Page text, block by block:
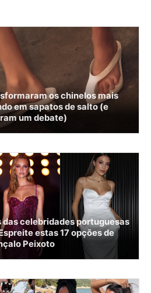
os chinelos mais
em sapatos de salto (e
um debate)
celebridades portuguesas
estas 17 opções de
Peixoto